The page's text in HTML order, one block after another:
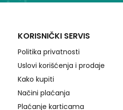
KORISNIČKI SERVIS
Politika privatnosti
Uslovi korišćenja i prodaje
Kako kupiti
Načini plaćanja
Plaćanje karticama